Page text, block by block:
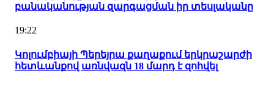
բանականության զարգացման իր տեսլականը
19:22
Կոլումբիայի Պերեյրա քաղաքում երկրաշարժի
հետևանքով առնվազն 18 մարդ է զոհվել